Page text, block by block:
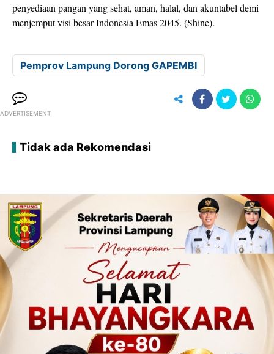
penyediaan pangan yang sehat, aman, halal, dan akuntabel demi
menjemput visi besar Indonesia Emas 2045. (Shine).
Pemprov Lampung Dorong GAPEMBI
ADVERTISEMENT
Tidak ada Rekomendasi